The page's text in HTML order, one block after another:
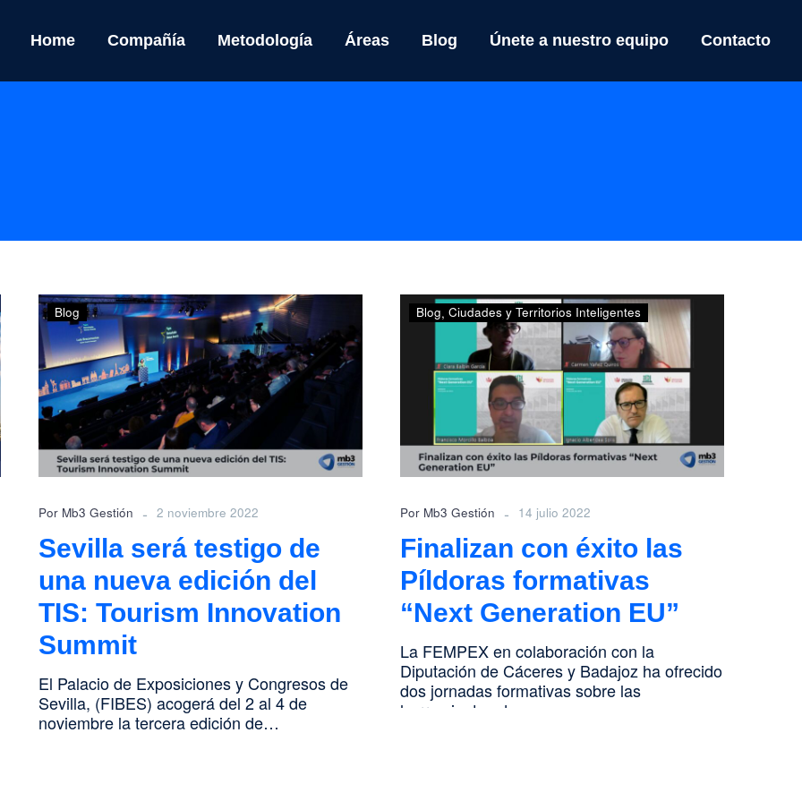
Home Compañía Metodología Áreas Blog Únete a nuestro equipo Contacto
Sevilla
será
testigo
de
una
nueva
edición
del
TIS:
Tourism
Summit
Blog
Por Mb3 Gestión - 2 noviembre 2022
Sevilla será testigo de
una nueva edición del
TIS: Tourism Innovation
Summit
El Palacio de Exposiciones y Congresos de
Sevilla, (FIBES) acogerá del 2 al 4 de
noviembre la tercera edición de…
Finalizan
con
éxito
las
Píldoras
formativas
“Next
Generation
EU”
Blog Ciudades y Territorios Inteligentes
Por Mb3 Gestión - 14 julio 2022
Finalizan con éxito las
Píldoras formativas
“Next Generation EU”
La FEMPEX en colaboración con la
Diputación de Cáceres y Badajoz ha ofrecido
dos jornadas formativas sobre las
herramientas de…